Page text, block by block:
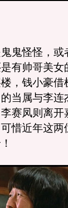
怪怪，或
有帅哥美女
，钱小豪借
当属与李连
赛凤则离开
惜近年这两